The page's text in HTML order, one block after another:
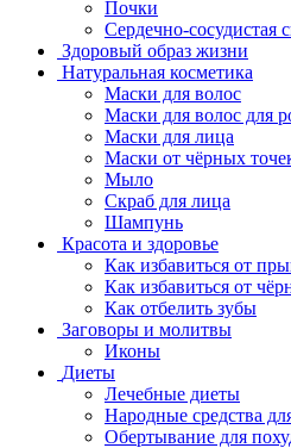
Почки
Сердечно-сосудистая
Здоровый образ жизни
Натуральная косметика
Маски для волос
Маски для волос для
Маски для лица
Маски от чёрных
Мыло
Скраб для лица
Шампунь
Красота и здоровье
Как избавиться от
Как избавиться от
Как отбелить зубы
Заговоры и молитвы
Иконы
Диеты
Лечебные диеты
Народные средства
Обертывание для